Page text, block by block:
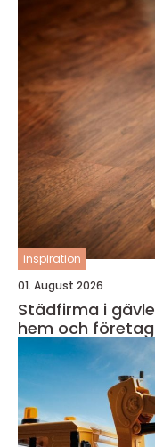
inspiration
01. August 2026
Städfirma i gävle så väljer du rätt partner för
hem och företag